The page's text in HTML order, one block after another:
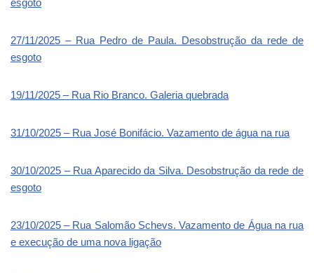
esgoto
27/11/2025 – Rua Pedro de Paula. Desobstrução da rede de
esgoto
19/11/2025 – Rua Rio Branco. Galeria quebrada
31/10/2025 – Rua José Bonifácio. Vazamento de água na rua
30/10/2025 – Rua Aparecido da Silva. Desobstrução da rede de
esgoto
23/10/2025 – Rua Salomão Schevs. Vazamento de Água na rua
e execução de uma nova ligação